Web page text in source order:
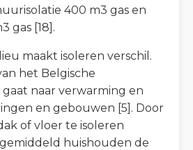
400 m3 gas en
gas [18].
maakt isoleren verschil.
het Belgische
naar verwarming en
en gebouwen [5]. Door
of vloer te isoleren
huishouden de